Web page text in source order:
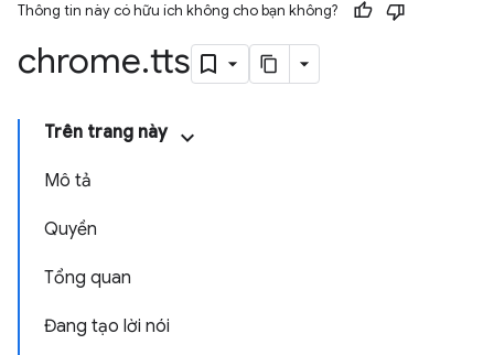
Thông tin này có hữu ích không cho bạn không?
chrome.tts
Trên trang này
Mô tả
Quyền
Tổng quan
Đang tạo lời nói